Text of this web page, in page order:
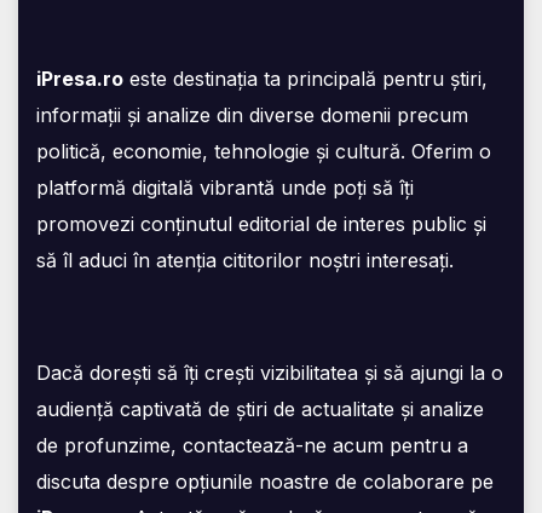
iPresa.ro este destinația ta principală pentru știri,
informații și analize din diverse domenii precum
politică, economie, tehnologie și cultură. Oferim o
platformă digitală vibrantă unde poți să îți
promovezi conținutul editorial de interes public și
să îl aduci în atenția cititorilor noștri interesați.
Dacă dorești să îți crești vizibilitatea și să ajungi la o
audiență captivată de știri de actualitate și analize
de profunzime, contactează-ne acum pentru a
discuta despre opțiunile noastre de colaborare pe